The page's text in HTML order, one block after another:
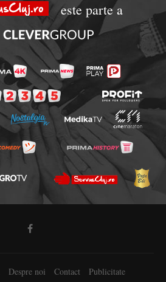
este parte a
Despre noi Contact Publicitate